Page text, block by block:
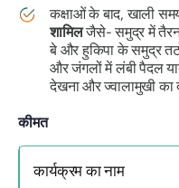
कक्षाओं के बाद, खाली
शामिलजैसे- समुद्र में तैरना
बे और हुकिपा के समुद्र
और जंगलों में लंबी पैदल
देखना और ज्वालामुखी का
कीमत
कार्यक्रम का नाम